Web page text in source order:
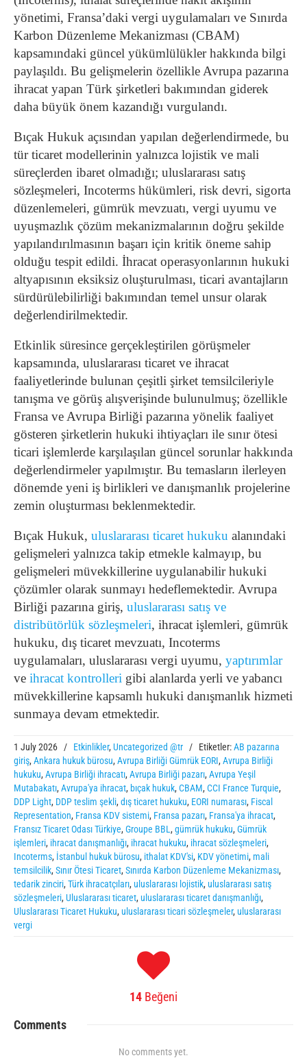
yönetimi, Fransa’daki vergi uygulamaları ve Sınırda
Karbon Düzenleme Mekanizması (CBAM)
kapsamındaki güncel yükümlülükler hakkında bilgi
paylaşıldı. Bu gelişmelerin özellikle Avrupa pazarına
ihracat yapan Türk şirketleri bakımından giderek
daha büyük önem kazandığı vurgulandı.
Bıçak Hukuk açısından yapılan değerlendirmede, bu
tür ticaret modellerinin yalnızca lojistik ve mali
süreçlerden ibaret olmadığı; uluslararası satış
sözleşmeleri, Incoterms hükümleri, risk devri, sigorta
düzenlemeleri, gümrük mevzuatı, vergi uyumu ve
uyuşmazlık çözüm mekanizmalarının doğru şekilde
yapılandırılmasının başarı için kritik öneme sahip
olduğu tespit edildi. İhracat operasyonlarının hukuki
altyapısının eksiksiz oluşturulması, ticari avantajların
sürdürülebilirliği bakımından temel unsur olarak
değerlendirilmektedir.
Etkinlik süresince gerçekleştirilen görüşmeler
kapsamında, uluslararası ticaret ve ihracat
faaliyetlerinde bulunan çeşitli şirket temsilcileriyle
tanışma ve görüş alışverişinde bulunulmuş; özellikle
Fransa ve Avrupa Birliği pazarına yönelik faaliyet
gösteren şirketlerin hukuki ihtiyaçları ile sınır ötesi
ticari işlemlerde karşılaşılan güncel sorunlar hakkında
değerlendirmeler yapılmıştır. Bu temasların ilerleyen
dönemde yeni iş birlikleri ve danışmanlık projelerine
zemin oluşturması beklenmektedir.
Bıçak Hukuk, uluslararası ticaret hukuku alanındaki
gelişmeleri yalnızca takip etmekle kalmayıp, bu
gelişmeleri müvekkillerine uygulanabilir hukuki
çözümler olarak sunmayı hedeflemektedir. Avrupa
Birliği pazarına giriş, uluslararası satış ve
distribütörlük sözleşmeleri, ihracat işlemleri, gümrük
hukuku, dış ticaret mevzuatı, Incoterms
uygulamaları, uluslararası vergi uyumu, yaptırımlar
ve ihracat kontrolleri gibi alanlarda yerli ve yabancı
müvekkillerine kapsamlı hukuki danışmanlık hizmeti
sunmaya devam etmektedir.
1 July 2026 / Etkinlikler, Uncategorized @tr / Etiketler:AB pazarına
giriş, Ankara hukuk bürosu, Avrupa Birliği Gümrük EORI, Avrupa Birliği
hukuku, Avrupa Birliği ihracatı, Avrupa Birliği pazarı, Avrupa Yeşil
Mutabakatı, Avrupa'ya ihracat, bıçak hukuk, CBAM, CCI France Turquie,
DDP Light, DDP teslim şekli, dış ticaret hukuku, EORI numarası, Fiscal
Representation, Fransa KDV sistemi, Fransa pazarı, Fransa'ya ihracat,
Fransız Ticaret Odası Türkiye, Groupe BBL , gümrük hukuku, Gümrük
işlemleri, ihracat danışmanlığı, ihracat hukuku, ihracat sözleşmeleri,
Incoterms, İstanbul hukuk bürosu, ithalat KDV'si, KDV yönetimi, mali
temsilcilik, Sınır Ötesi Ticaret, Sınırda Karbon Düzenleme Mekanizması,
tedarik zinciri, Türk ihracatçıları, uluslararası lojistik, uluslararası satış
sözleşmeleri, Uluslararası ticaret, uluslararası ticaret danışmanlığı,
Uluslararası Ticaret Hukuku, uluslararası ticari sözleşmeler, uluslararası
vergi
14 Beğeni
Comments
No comments yet.